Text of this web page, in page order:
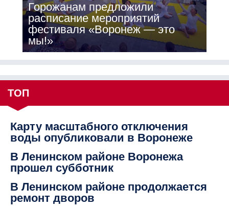
Горожанам предложили
расписание мероприятий
фестиваля «Воронеж — это
мы!»
ТОП
Карту масштабного отключения
воды опубликовали в Воронеже
В Ленинском районе Воронежа
прошел субботник
В Ленинском районе продолжается
ремонт дворов